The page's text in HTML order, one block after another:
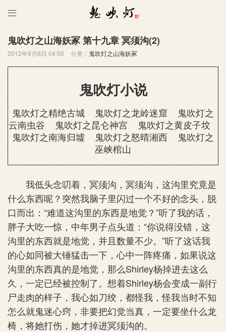

鬼吹灯之山海妖冢 第十九章 冥须沟(2)
2012年9月6日 04:50 分类： 鬼吹灯之山海妖冢
鬼吹灯小说
鬼吹灯之精绝古城 鬼吹灯之龙岭迷窟
鬼吹灯之
云南虫谷
鬼吹灯之昆仑神宫
鬼吹灯之黄皮子坟
鬼吹灯之南海归墟
鬼吹灯之怒晴湘西
鬼吹灯之
巫峡棺山
我低头念叨着，冥须沟，冥须沟，这沟里究竟是
什么东西呢？突然我脑子里闪过一个不好的念头，脱
口而出：“难道这沟里的东西是地觉？”听了我的话，
胖子大吃一惊，中年男子点头道：“你说得没错，这
沟里的东西就是地觉，并且数量不少。”听了这话我
的心如同被大锤猛击一下，心中一阵疼痛，如果说这
沟里的东西真的是地觉，那么Shirley杨掉进去这么
久，一定已经被控制了。想着Shirley杨会变成一副行
尸走肉的样子，我心如刀绞，都怪我，怪我当时不知
怎么就鬼迷心窍，非要把幻觉当真，一定要坐什么龙
椅，将她打伤，她才掉进冥须沟的。